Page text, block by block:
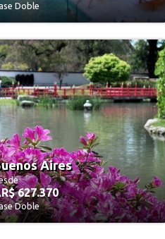
Doble
Aires
627.370
Doble